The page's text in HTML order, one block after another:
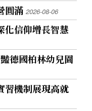
圓滿2026-08-06
信仰增長智慧
德國柏林幼兒園
機制展現高就